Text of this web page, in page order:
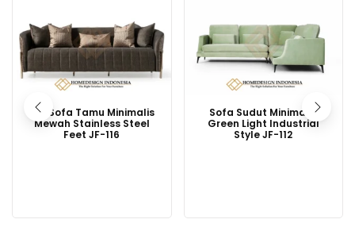
Set Sofa Tamu Minimalis
Mewah Stainless Steel
Feet JF-116
Sofa Sudut Minimalis
Green Light Industrial
Style JF-112